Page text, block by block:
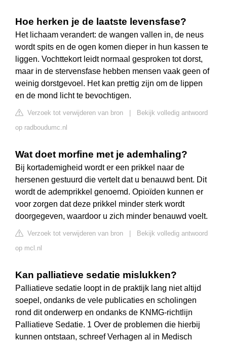
Hoe herken je de laatste levensfase?
Het lichaam verandert: de wangen vallen in, de neus
wordt spits en de ogen komen dieper in hun kassen te
liggen. Vochttekort leidt normaal gesproken tot dorst,
maar in de stervensfase hebben mensen vaak geen of
weinig dorstgevoel. Het kan prettig zijn om de lippen
en de mond licht te bevochtigen.
Verzoek tot verwijderen van bron
Bekijk volledig antwoord
op radboudumc.nl
Wat doet morfine met je ademhaling?
Bij kortademigheid wordt er een prikkel naar de
hersenen gestuurd die vertelt dat u benauwd bent. Dit
wordt de ademprikkel genoemd. Opioïden kunnen er
voor zorgen dat deze prikkel minder sterk wordt
doorgegeven, waardoor u zich minder benauwd voelt.
Verzoek tot verwijderen van bron
Bekijk volledig antwoord
op mcl.nl
Kan palliatieve sedatie mislukken?
Palliatieve sedatie loopt in de praktijk lang niet altijd
soepel, ondanks de vele publicaties en scholingen
rond dit onderwerp en ondanks de KNMG-richtlijn
Palliatieve Sedatie. 1 Over de problemen die hierbij
kunnen ontstaan, schreef Verhagen al in Medisch